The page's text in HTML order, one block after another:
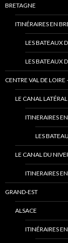
BRETAGNE
ITINÉRAIRES EN
LES BATEAUX
LES BATEAUX
CENTRE VAL DE LOIRE
LE CANAL
ITINERAIRES
LES
LE CANAL DU
ITINERAIRES
GRAND-EST
ALSACE
ITINÉRAIRES